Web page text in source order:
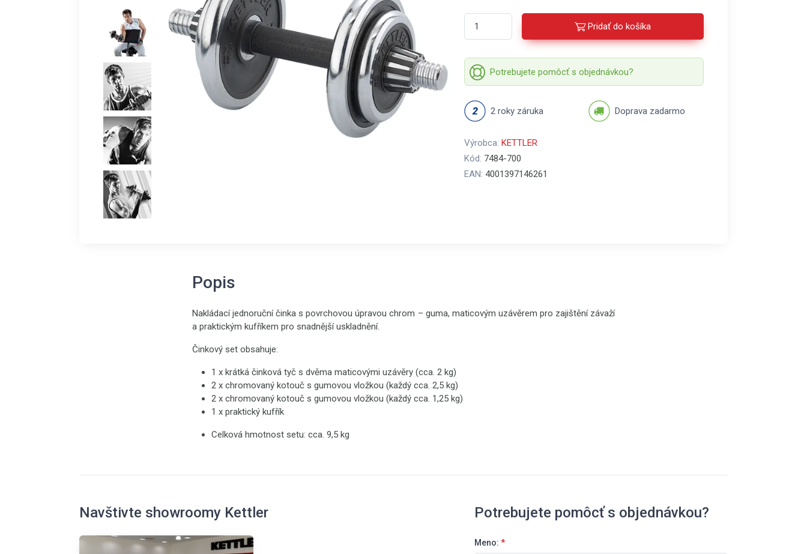
Pridať do košíka
Potrebujete pomôcť s objednávkou?
2 roky záruka Doprava zadarmo
Výrobca: KETTLER
Kód: 7484-700
EAN: 4001397146261
Popis
Nakládací jednoruční činka s povrchovou úpravou chrom – guma, maticovým uzávěrem pro zajištění závaží
a praktickým kufříkem pro snadnější uskladnění.
Činkový set obsahuje:
1 x krátká činková tyč s dvěma maticovými uzávěry (cca. 2 kg)
2 x chromovaný kotouč s gumovou vložkou (každý cca. 2,5 kg)
2 x chromovaný kotouč s gumovou vložkou (každý cca. 1,25 kg)
1 x praktický kufřík
Celková hmotnost setu: cca. 9,5 kg
Navštivte showroomy Kettler Potrebujete pomôcť s objednávkou?
Meno: *